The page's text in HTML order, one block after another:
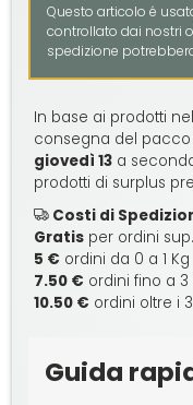
Questo articolo é
controllato dai nostri
spedizione
In base ai prodotti
consegna del pacco
giovedì 13 a
prodotti di surplus
Costi di
Gratis per ordini
5 € ordini da 0 a 1 Kg
7.50 € ordini fino a 3
10.50 € ordini oltre i
Guida